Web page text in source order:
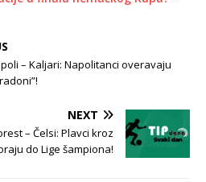
– Kaljari: Napolitanci overavaju
NEXT
– Čelsi: Plavci kroz
do Lige šampiona!